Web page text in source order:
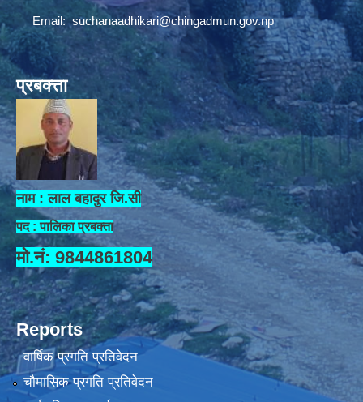
Email:suchanaadhikari@chingadmun.gov.np
प्रबक्त्ता
नाम : लाल बहादुर जि.सी
पद : पालिका प्रबक्ता
मो.नं: 9844861804
Reports
वार्षिक प्रगति प्रतिवेदन
चौमासिक प्रगति प्रतिवेदन